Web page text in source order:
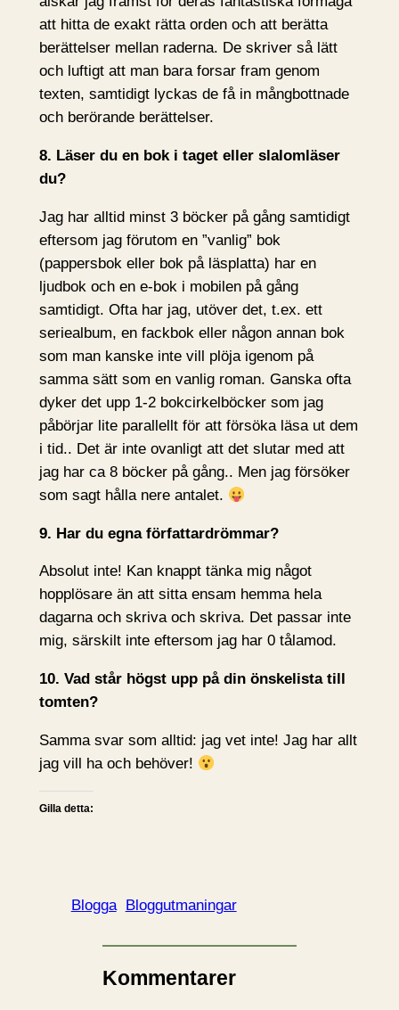
att hitta de exakt rätta orden och att berätta
berättelser mellan raderna. De skriver så lätt
och luftigt att man bara forsar fram genom
texten, samtidigt lyckas de få in mångbottnade
och berörande berättelser.
8. Läser du en bok i taget eller slalomläser
du?
Jag har alltid minst 3 böcker på gång samtidigt
eftersom jag förutom en ”vanlig” bok
(pappersbok eller bok på läsplatta) har en
ljudbok och en e-bok i mobilen på gång
samtidigt. Ofta har jag, utöver det, t.ex. ett
seriealbum, en fackbok eller någon annan bok
som man kanske inte vill plöja igenom på
samma sätt som en vanlig roman. Ganska ofta
dyker det upp 1-2 bokcirkelböcker som jag
påbörjar lite parallellt för att försöka läsa ut dem
i tid.. Det är inte ovanligt att det slutar med att
jag har ca 8 böcker på gång.. Men jag försöker
som sagt hålla nere antalet.
9. Har du egna författardrömmar?
Absolut inte! Kan knappt tänka mig något
hopplösare än att sitta ensam hemma hela
dagarna och skriva och skriva. Det passar inte
mig, särskilt inte eftersom jag har 0 tålamod.
10. Vad står högst upp på din önskelista till
tomten?
Samma svar som alltid: jag vet inte! Jag har allt
jag vill ha och behöver!
Gilla detta:
Blogga Bloggutmaningar
Kommentarer